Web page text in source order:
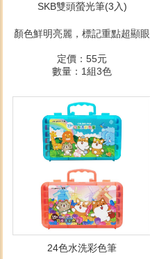
SKB雙頭螢光筆(3入)
顏色鮮明亮麗，標記重點超顯眼
定價：55元
數量：1組3色
24色水洗彩色筆